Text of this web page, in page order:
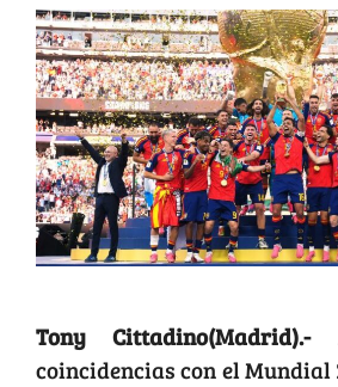
Tony Cittadino(Madrid).-
coincidencias con el Mundial